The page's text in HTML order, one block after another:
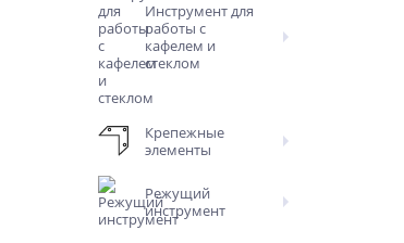
Инструмент для
работы с
кафелем и
стеклом
Крепежные
элементы
Режущий
инструмент